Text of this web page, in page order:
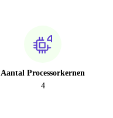
Aantal Processorkernen
4